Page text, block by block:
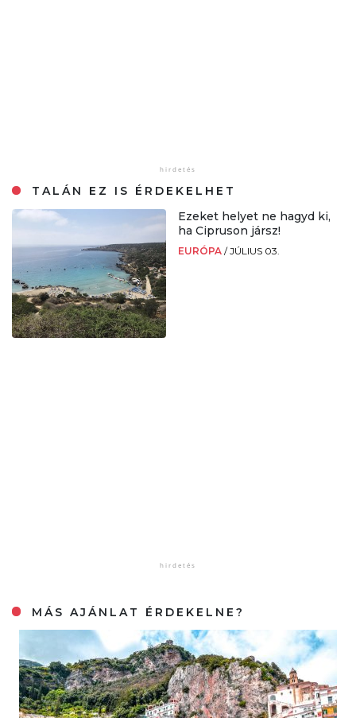
TALÁN EZ IS ÉRDEKELHET
Ezeket helyet ne hagyd ki,
ha Cipruson jársz!
EURÓPA /JÚLIUS 03.
MÁS AJÁNLAT ÉRDEKELNE?